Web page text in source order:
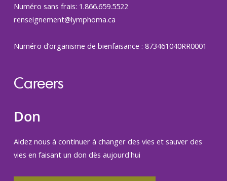
Numéro sans frais: 1.866.659.5522
renseignement@lymphoma.ca
Numéro d’organisme de bienfaisance : 873461040RR0001
Careers
Don
Aidez nous à continuer à changer des vies et sauver des
vies en faisant un don dès aujourd'hui